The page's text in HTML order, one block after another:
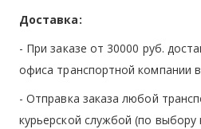
Доставка:
- При заказе от 30000 руб.
офиса транспортной компании
- Отправка заказа любой
курьерской службой (по выбору